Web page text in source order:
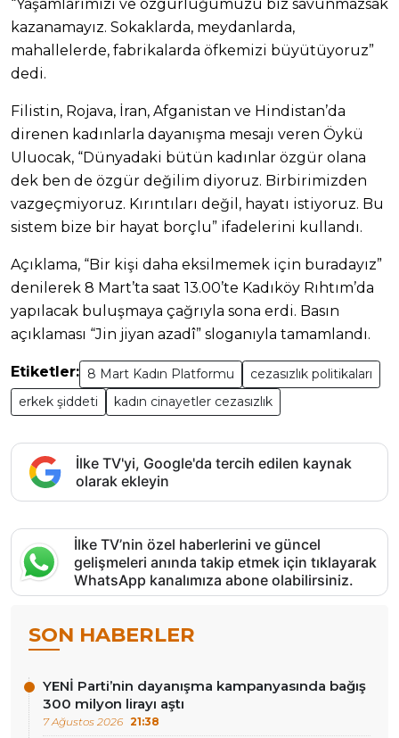
“Yaşamlarımızı ve özgürlüğümüzü biz savunmazsak
kazanamayız. Sokaklarda, meydanlarda,
mahallelerde, fabrikalarda öfkemizi büyütüyoruz”
dedi.
Filistin, Rojava, İran, Afganistan ve Hindistan’da
direnen kadınlarla dayanışma mesajı veren Öykü
Uluocak, “Dünyadaki bütün kadınlar özgür olana
dek ben de özgür değilim diyoruz. Birbirimizden
vazgeçmiyoruz. Kırıntıları değil, hayatı istiyoruz. Bu
sistem bize bir hayat borçlu” ifadelerini kullandı.
Açıklama, “Bir kişi daha eksilmemek için buradayız”
denilerek 8 Mart’ta saat 13.00’te Kadıköy Rıhtım’da
yapılacak buluşmaya çağrıyla sona erdi. Basın
açıklaması “Jin jiyan azadî” sloganıyla tamamlandı.
Etiketler: 8 Mart Kadın Platformu
cezasızlık politikaları
erkek şiddeti
kadın cinayetler cezasızlık
İlke TV'yi, Google'da tercih edilen kaynak
olarak ekleyin
İlke TV’nin özel haberlerini ve güncel
gelişmeleri anında takip etmek için tıklayarak
WhatsApp kanalımıza abone olabilirsiniz.
SON HABERLER
YENİ Parti’nin dayanışma kampanyasında bağış
300 milyon lirayı aştı
7 Ağustos 2026 21:38